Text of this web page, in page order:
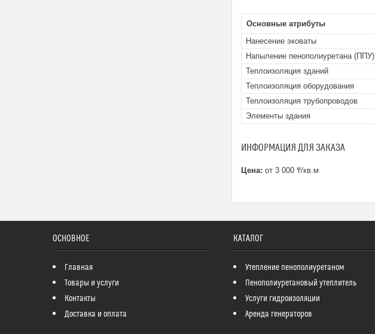
Основные атрибуты
Нанесение эковаты
Напыление пенополиуретана (ППУ)
Теплоизоляция зданий
Теплоизоляция оборудования
Теплоизоляция трубопроводов
Элементы здания
ИНФОРМАЦИЯ ДЛЯ ЗАКАЗА
Цена: от 3 000 ₸/кв.м
ОСНОВНОЕ
Главная
Товары и услуги
Контакты
Доставка и оплата
КАТАЛОГ
Утепление пенополиуретаном
Пенополиуретановый утеплитель
Услуги гидроизоляции
Аренда генераторов